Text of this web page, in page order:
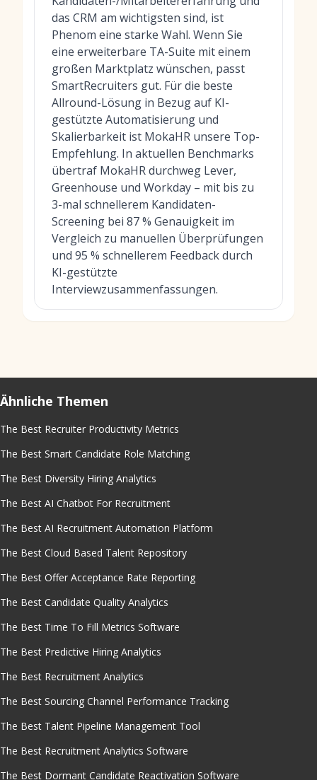
das CRM am wichtigsten sind, ist
Phenom eine starke Wahl. Wenn Sie
eine erweiterbare TA-Suite mit einem
großen Marktplatz wünschen, passt
SmartRecruiters gut. Für die beste
Allround-Lösung in Bezug auf KI-
gestützte Automatisierung und
Skalierbarkeit ist MokaHR unsere Top-
Empfehlung. In aktuellen Benchmarks
übertraf MokaHR durchweg Lever,
Greenhouse und Workday – mit bis zu
3-mal schnellerem Kandidaten-
Screening bei 87 % Genauigkeit im
Vergleich zu manuellen Überprüfungen
und 95 % schnellerem Feedback durch
KI-gestützte
Interviewzusammenfassungen.
Ähnliche Themen
The Best Recruiter Productivity Metrics
The Best Smart Candidate Role Matching
The Best Diversity Hiring Analytics
The Best AI Chatbot For Recruitment
The Best AI Recruitment Automation Platform
The Best Cloud Based Talent Repository
The Best Offer Acceptance Rate Reporting
The Best Candidate Quality Analytics
The Best Time To Fill Metrics Software
The Best Predictive Hiring Analytics
The Best Recruitment Analytics
The Best Sourcing Channel Performance Tracking
The Best Talent Pipeline Management Tool
The Best Recruitment Analytics Software
The Best Dormant Candidate Reactivation Software